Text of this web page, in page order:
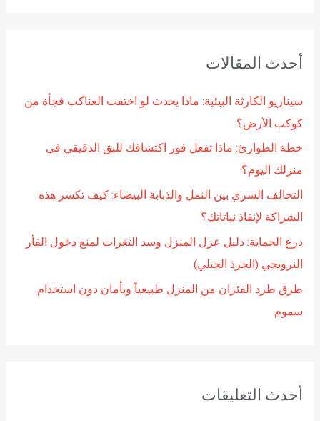
ث
أحدث المقالات
سيناريو الكارثة البيئية: ماذا يحدث لو اختفت العناكب فجأة من
كوكب الأرض؟
خطة الطوارئ: ماذا تفعل فور اكتشافك للبق الدقيقي في
منزلك اليوم؟
التحالف السري بين النمل والذبابة البيضاء: كيف تكسر هذه
الشراكة لإنقاذ نباتاتك؟
درع الحماية: دليل عزل المنزل وسد الثغرات لمنع دخول الفأر
النرويجي (الجرذ الجبلي)
طرق طرد الفئران من المنزل طبيعياً وبأمان دون استخدام
سموم
أحدث التعليقات